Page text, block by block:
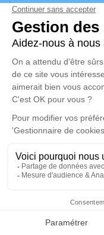
Faire-part
vos condoléances,
anecdote ou
poèmes ou des
d'expression dédié
CORDANI.
Un service de
disponible ici.
Cérémonie
Basilique
Raphaël